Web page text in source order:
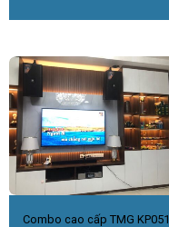
Combo cao cấp TMG KP051